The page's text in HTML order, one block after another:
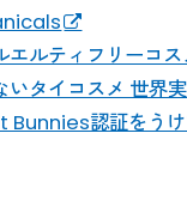
エルティフリーコ
いタイコスメ 世界
認証をうけ